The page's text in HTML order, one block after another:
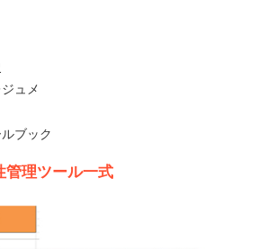
ュメ
ブック
管理ツール一式